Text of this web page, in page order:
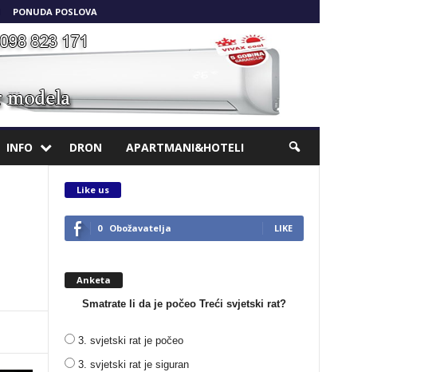
PONUDA POSLOVA
INFO DRON APARTMANI&HOTELI
Like us
0 Obožavatelja LIKE
Anketa
Smatrate li da je počeo Treći svjetski rat?
3. svjetski rat je počeo
3. svjetski rat je siguran